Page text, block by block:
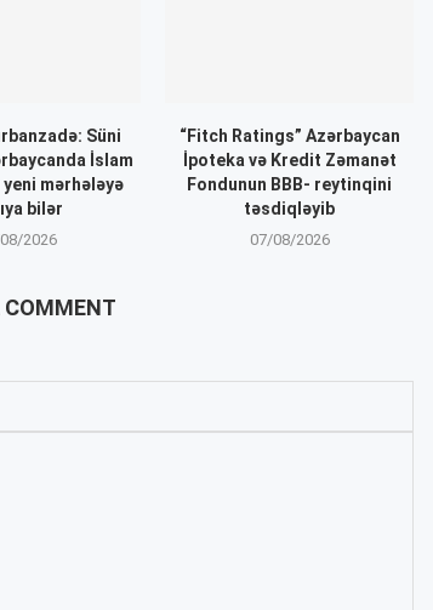
Süni
İslam
mərhələyə
bilər
2026
“Fitch Ratings” Azərbaycan
İpoteka və Kredit Zəmanət
Fondunun BBB- reytinqini
təsdiqləyib
07/08/2026
COMMENT